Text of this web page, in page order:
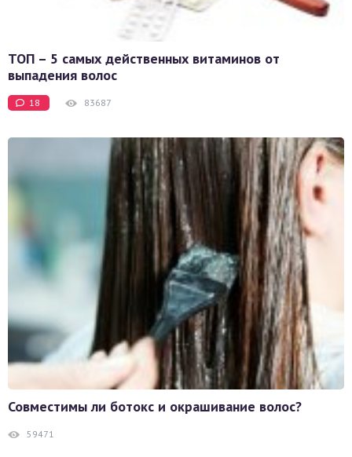
ТОП – 5 самых действенных витаминов от
выпадения волос
18 83687
Совместимы ли ботокс и окрашивание волос?
59471